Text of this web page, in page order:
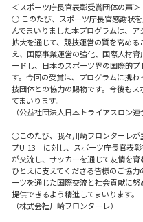
＜スポーツ庁長官表彰受賞団体の声＞
○ このたび、スポーツ庁長官感謝状
んでまいりました本プログラムは、
拡大を通じて、競技運営の質を高め
え、国際事業運営の強化、国際人材
ードし、日本のスポーツ界の国際的
す。今回の受賞は、プログラムに携
技団体との協力の賜物です。今後も
てまいります。
（公益社団法人日本トライアスロン連
○このたび、我々川崎フロンターレが
プU-13」に対し、スポーツ庁長官表
が交流し、サッカーを通じて友情を育
ひとえに支えてくださる皆様のご協
ーツを通じた国際交流と社会貢献に
提供できるよう精進してまいります。
（株式会社川崎フロンターレ）